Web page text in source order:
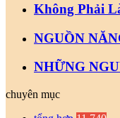
Không Phải
NGUỒN
NHỮNG
chuyên mục